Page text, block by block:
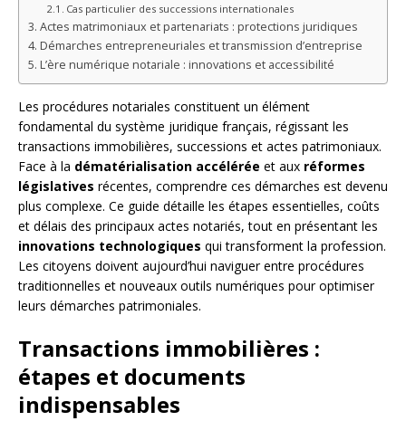
Cas particulier des successions internationales
Actes matrimoniaux et partenariats : protections juridiques
Démarches entrepreneuriales et transmission d’entreprise
L’ère numérique notariale : innovations et accessibilité
Les procédures notariales constituent un élément
fondamental du système juridique français, régissant les
transactions immobilières, successions et actes patrimoniaux.
Face à la dématérialisation accélérée et aux réformes
législatives récentes, comprendre ces démarches est devenu
plus complexe. Ce guide détaille les étapes essentielles, coûts
et délais des principaux actes notariés, tout en présentant les
innovations technologiques qui transforment la profession.
Les citoyens doivent aujourd’hui naviguer entre procédures
traditionnelles et nouveaux outils numériques pour optimiser
leurs démarches patrimoniales.
Transactions immobilières :
étapes et documents
indispensables